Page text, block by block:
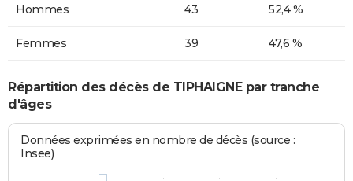
Hommes 43 52,4 %
Femmes 39 47,6 %
Répartition des décès de TIPHAIGNE par tranche
d'âges
Données exprimées en nombre de décès (source :
Insee)